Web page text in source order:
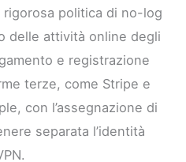
rigorosa politica di no-log
delle attività online degli
e registrazione
terze, come Stripe e
con l’assegnazione di
separata l’identità